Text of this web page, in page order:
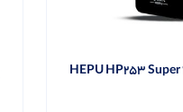
پاور بانک 30000 HEPU HP253 Super